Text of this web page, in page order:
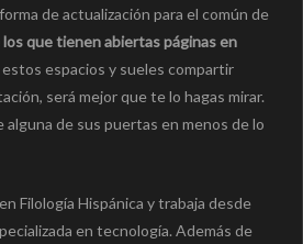
de actualización para el común de
los que tienen abiertas páginas en
espacios y sueles compartir
será mejor que te lo hagas mirar.
de sus puertas en menos de lo
Filología Hispánica y trabaja desde
en tecnología. Además de